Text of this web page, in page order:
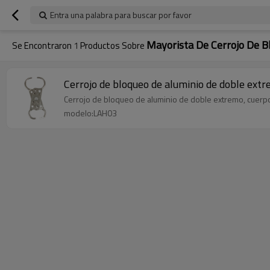
Entra una palabra para buscar por favor
Se Encontraron 1 Productos Sobre Mayorista De Cerrojo De
Cerrojo de bloqueo de aluminio de doble
Cerrojo de bloqueo de aluminio de doble extremo,
modelo:LAH03